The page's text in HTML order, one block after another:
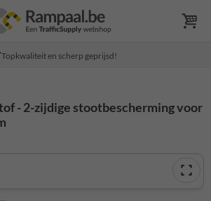
Topkwaliteit en scherp geprijsd!
- 2-zijdige stootbescherming voor